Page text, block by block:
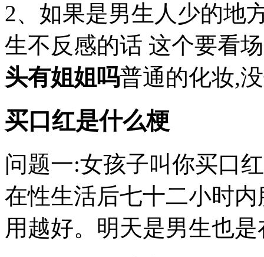
2、如果是男生人少的地
生不反感的话 这个要看
头有姐姐吗普通的化妆,
买口红是什么梗
问题一:女孩子叫你买口
在性生活后七十二小时
用越好。明天是男生也